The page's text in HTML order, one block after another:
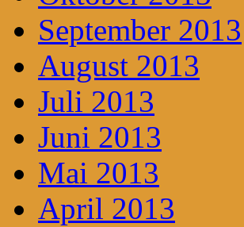
September 2013
August 2013
Juli 2013
Juni 2013
Mai 2013
April 2013